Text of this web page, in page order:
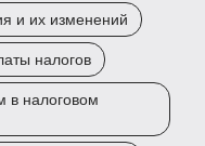
и их изменений
налогов
в налоговом